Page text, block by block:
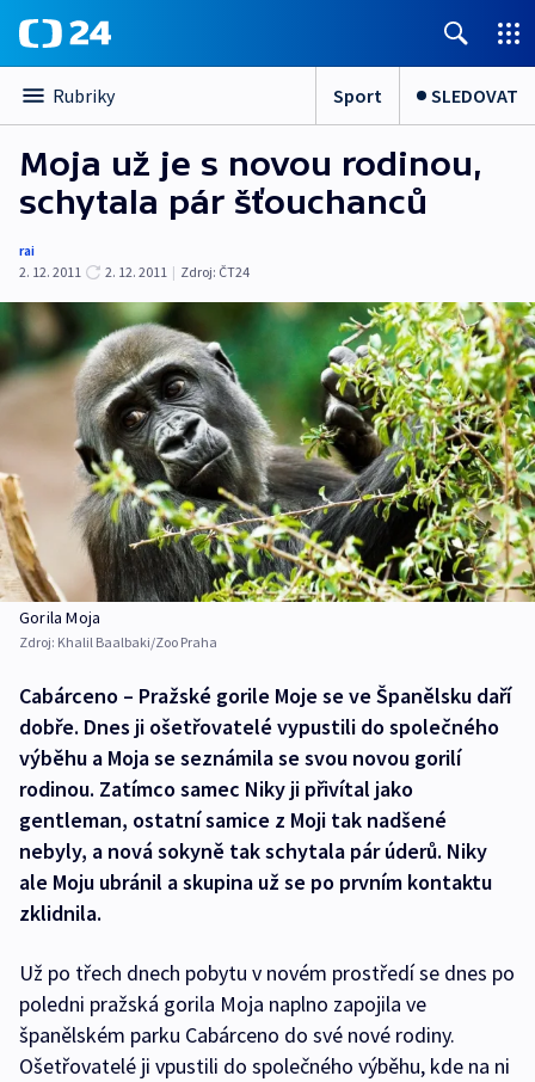
Rubriky Sport SLEDOVAT
Moja už je s novou rodinou,
schytala pár šťouchanců
rai
2. 12. 2011
2. 12. 2011 | Zdroj: ČT24
Gorila Moja
Zdroj: Khalil Baalbaki/Zoo Praha
Cabárceno – Pražské gorile Moje se ve Španělsku daří
dobře. Dnes ji ošetřovatelé vypustili do společného
výběhu a Moja se seznámila se svou novou gorilí
rodinou. Zatímco samec Niky ji přivítal jako
gentleman, ostatní samice z Moji tak nadšené
nebyly, a nová sokyně tak schytala pár úderů. Niky
ale Moju ubránil a skupina už se po prvním kontaktu
zklidnila.
Už po třech dnech pobytu v novém prostředí se dnes po
poledni pražská gorila Moja naplno zapojila ve
španělském parku Cabárceno do své nové rodiny.
Ošetřovatelé ji vpustili do společného výběhu, kde na ni